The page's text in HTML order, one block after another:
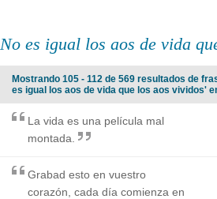
No es igual los aos de vida
Mostrando 105 - 112 de 569 resultados de
es igual los aos de vida que los aos vividos'
La vida es una película mal
montada.
Grabad esto en vuestro
corazón, cada día comienza en